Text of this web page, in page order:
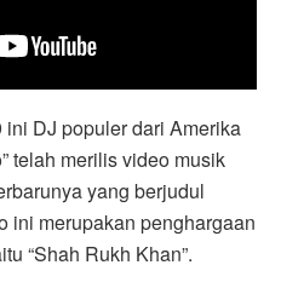
ini DJ populer dari Amerika
telah merilis video musik
yang berjudul
ini merupakan penghargaan
“Shah Rukh Khan”.